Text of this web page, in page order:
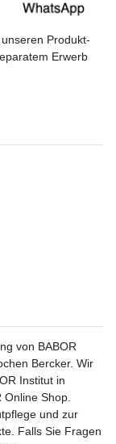
Produkt-
Erwerb
von BABOR
Bercker. Wir
Institut in
Online Shop.
und zur
Falls Sie Fragen